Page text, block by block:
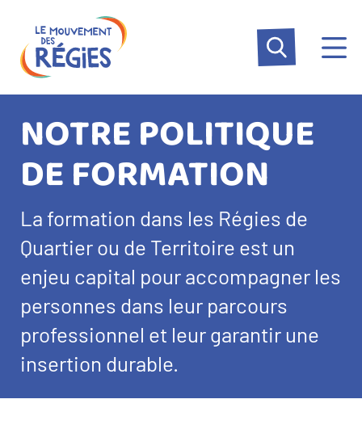
contenu
principal
NOTRE POLITIQUE
DE FORMATION
Texte
d’introduction
La formation dans les Régies de
Quartier ou de Territoire est un
enjeu capital pour accompagner les
personnes dans leur parcours
professionnel et leur garantir une
insertion durable.